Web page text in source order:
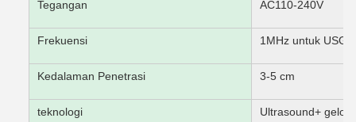
Tegangan AC110-240V
Frekuensi 1MHz untuk USG
Kedalaman Penetrasi 3-5 cm
teknologi Ultrasound+